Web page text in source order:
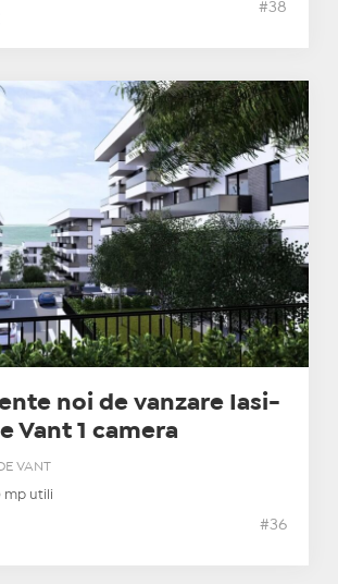
#38
noi de vanzare Iasi-
Vant 1 camera
VANT
mp utili
#36